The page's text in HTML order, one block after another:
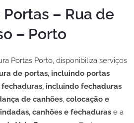
– Rua de
– Porto
Portas Porto, disponibiliza serviços
de portas, incluindo portas
incluindo fechaduras
de canhões, colocação e
canhões e fechaduras e a